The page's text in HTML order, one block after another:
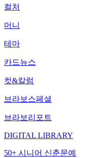
컬처
머니
테마
카드뉴스
컷&칼럼
브라보스페셜
브라보리포트
DIGITAL LIBRARY
50+ 시니어 신춘문예